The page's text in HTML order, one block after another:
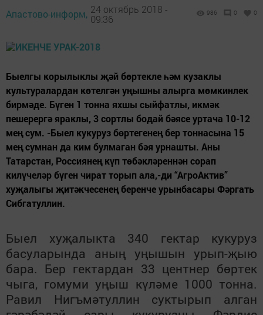
Апастово-информ, 24 октябрь 2018 -
09:36
986 0 0
Быелгы корылыклы җәй бөртекле һәм кузаклы
культуралардан көтелгән уңышны алырга мөмкинлек
бирмәде. Бүген 1 тонна яхшы сыйфатлы, икмәк
пешерергә яраклы, 3 сортлы бодай бәясе уртача 10-12
мең сум. -Быел кукуруз бөртегенең бер тоннасына 15
мең сумнан да ким булмаган бәя урнашты. Аны
Татарстан, Россиянең күп төбәкләреннән сорап
килүчеләр бүген чират торып ала,-ди “АгроАктив”
хуҗалыгы җитәкчесенең беренче урынбасары Фәргать
Сибгатуллин.
Быел хуҗалыкта 340 гектар кукуруз
басуларында аның уңышын урып-җыю
бара. Бер гектардан 33 центнер бөртек
чыга, гомуми уңыш күләме 1000 тонна.
Равил Нигъмәтуллин суктырып алган